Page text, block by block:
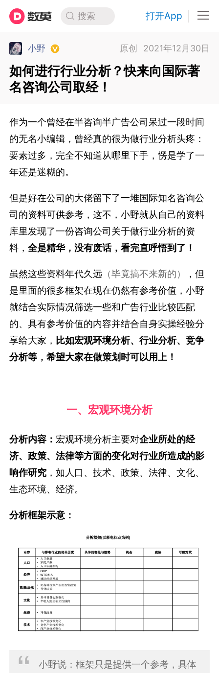
搜索 打开App
小野 原创 2021年12月30日
如何进行行业分析？快来向国际著
名咨询公司取经！
作为一个曾经在半咨询半广告公司呆过一段时间
的无名小编辑，曾经真的很为做行业分析头疼：
要素过多，完全不知道从哪里下手，愣是学了一
年还是迷糊的。
但是好在公司的大佬留下了一堆国际知名咨询公
司的资料可供参考，这不，小野就从自己的资料
库里发现了一份咨询公司关于做行业分析的资
料，全是精华，没有废话，看完直呼悟到了！
虽然这些资料年代久远 （毕竟搞不来新的）
，但
是里面的很多框架在现在仍然有参考价值，小野
就结合实际情况筛选一些和广告行业比较匹配
的、具有参考价值的内容并结合自身实操经验分
享给大家， 比如宏观环境分析、行业分析、竞争
分析等，希望大家在做策划时可以用上！
一、宏观环境分析
分析内容： 宏观环境分析主要对企业所处的经
济、政策、法律等方面的变化对行业所造成的影
响作研究 ，如人口、技术、政策、法律、文化、
生态环境、经济。
分析框架示意：
小野说：框架只是提供一个参考，具体